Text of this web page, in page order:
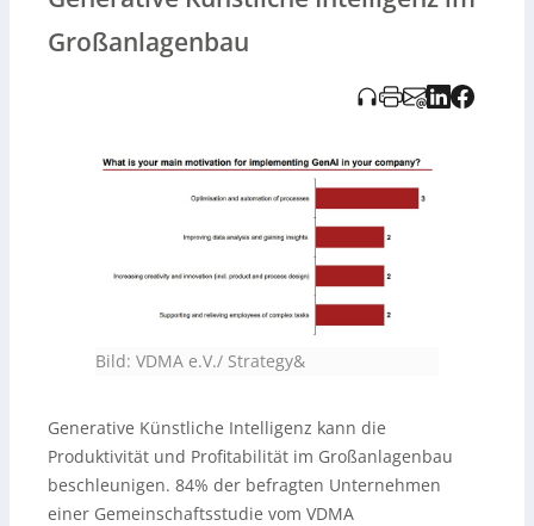
kurzzeitig. Trotzdem bestehen Herausforderungen bei
der Skalierung, wie fehlende Kompetenzen, mangelnde
strategische Ausrichtung, technische Barrieren und
Potenzial der KI, vor allem in Prozessen wie Engineering,
Großanlagenbau
Bild: VDMA e.V./ Strategy&
Generative Künstliche Intelligenz kann die
Produktivität und Profitabilität im Großanlagenbau
beschleunigen. 84% der befragten Unternehmen
einer Gemeinschaftsstudie vom VDMA